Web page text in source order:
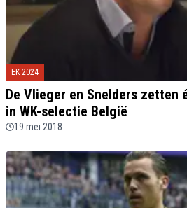
EK 2024
De Vlieger en Snelders zetten
in WK-selectie België
19 mei 2018